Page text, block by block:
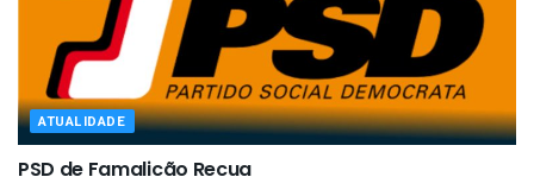
ATUALIDADE
PSD de Famalicão Recua